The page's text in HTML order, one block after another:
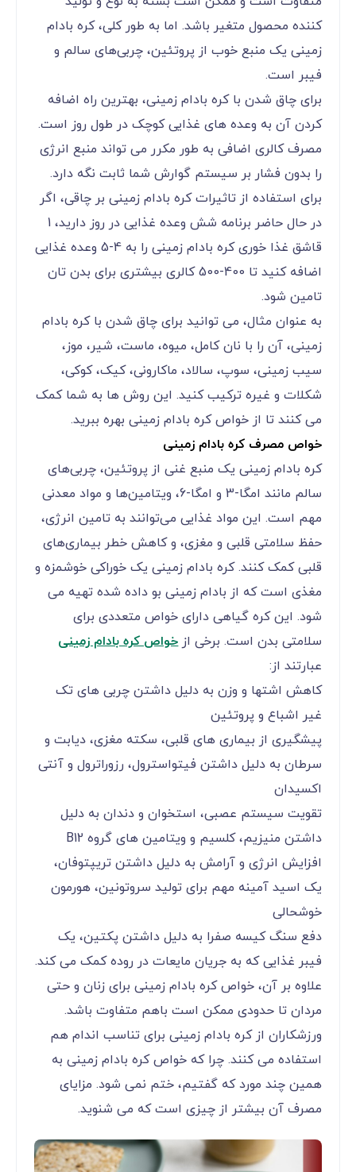
کننده محصول متغیر باشد. اما به طور کلی، کره بادام
زمینی یک منبع خوب از پروتئین، چربی‌های سالم و
فیبر است.
برای چاق شدن با کره بادام زمینی، بهترین راه اضافه
کردن آن به وعده های غذایی کوچک در طول روز است.
مصرف کالری اضافی به طور مکرر می تواند منبع انرژی
را بدون فشار بر سیستم گوارش شما ثابت نگه دارد.
برای استفاده از تاثیرات کره بادام زمینی بر چاقی، اگر
در حال حاضر برنامه شش وعده غذایی در روز دارید، 1
قاشق غذا خوری کره بادام زمینی را به 4-5 وعده غذایی
اضافه کنید تا 400-500 کالری بیشتری برای بدن تان
تامین شود.
به عنوان مثال، می توانید برای چاق شدن با کره بادام
زمینی، آن را با نان کامل، میوه، ماست، شیر، موز،
سیب زمینی، سوپ، سالاد، ماکارونی، کیک، کوکی،
شکلات و غیره ترکیب کنید. این روش ها به شما کمک
می کنند تا از خواص کره بادام زمینی بهره ببرید.
خواص مصرف کره بادام زمینی
کره بادام زمینی یک منبع غنی از پروتئین، چربی‌های
سالم مانند امگا-3 و امگا-6، ویتامین‌ها و مواد معدنی
مهم است. این مواد غذایی می‌توانند به تامین انرژی،
حفظ سلامتی قلبی و مغزی، و کاهش خطر بیماری‌های
قلبی کمک کنند. کره بادام زمینی یک خوراکی خوشمزه و
مغذی است که از بادام زمینی بو داده شده تهیه می
شود. این کره گیاهی دارای خواص متعددی برای
سلامتی بدن است. برخی ازخواص کره بادام زمینی
عبارتند از:
کاهش اشتها و وزن به دلیل داشتن چربی های تک
غیر اشباع و پروتئین
پیشگیری از بیماری های قلبی، سکته مغزی، دیابت و
سرطان به دلیل داشتن فیتواسترول، رزوراترول و آنتی
اکسیدان
تقویت سیستم عصبی، استخوان و دندان به دلیل
داشتن منیزیم، کلسیم و ویتامین های گروه B12
افزایش انرژی و آرامش به دلیل داشتن تریپتوفان،
یک اسید آمینه مهم برای تولید سروتونین، هورمون
خوشحالی
دفع سنگ کیسه صفرا به دلیل داشتن پکتین، یک
فیبر غذایی که به جریان مایعات در روده کمک می کند.
علاوه بر آن، خواص کره بادام زمینی برای زنان و حتی
مردان تا حدودی ممکن است باهم متفاوت باشد.
ورزشکاران از کره بادام زمینی برای تناسب اندام هم
استفاده می کنند. چرا که خواص کره بادام زمینی به
همین چند مورد که گفتیم، ختم نمی شود. مزایای
مصرف آن بیشتر از چیزی است که می شنوید.